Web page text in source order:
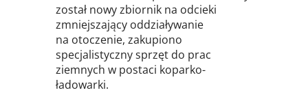
został nowy zbiornik na odcieki
zmniejszający oddziaływanie
na otoczenie, zakupiono
specjalistyczny sprzęt do prac
ziemnych w postaci koparko-
ładowarki.